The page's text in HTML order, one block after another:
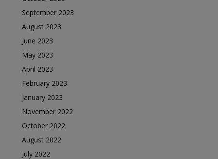
September 2023
August 2023
June 2023
May 2023
April 2023
February 2023
January 2023
November 2022
October 2022
August 2022
July 2022